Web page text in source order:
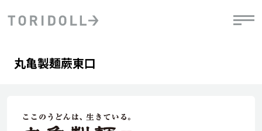
デジタルトランス
粟田社長が語る
丸亀製麺蕨東口